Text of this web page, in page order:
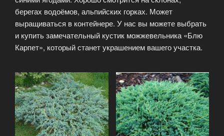
берегах водоёмов, альпийских горках. Может
выращиваться в контейнере. У нас вы можете выбрать
и купить замечательный кустик можжевельника «Блю
Карпет», который станет украшением вашего участка.